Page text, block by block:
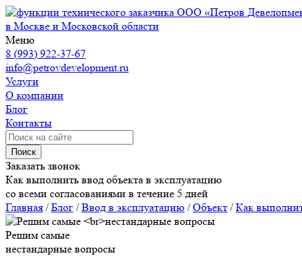
ООО «Петров
в Москве и Московской области
Меню
8 (993) 922-37-67
info@petrovdevelopment.ru
Услуги
О компании
Блог
Контакты
Поиск
Заказать звонок
Как выполнить ввод объекта в эксплуатацию
со всеми согласованиями в течение 5 дней
Главная /Блог /Ввод в эксплуатацию /Объект /Как
Решим самые
нестандарные вопросы